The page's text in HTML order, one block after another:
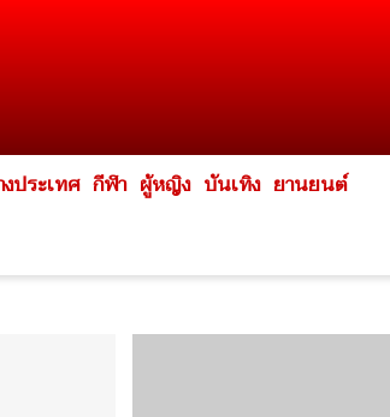
ประเทศ กีฬา ผู้หญิง บันเทิง ยานยนต์